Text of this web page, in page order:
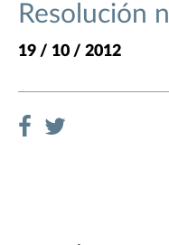
Resolución
19 / 10 / 2012